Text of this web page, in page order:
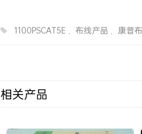
1100PSCAT5E , 布线产品 , 康普
相关产品